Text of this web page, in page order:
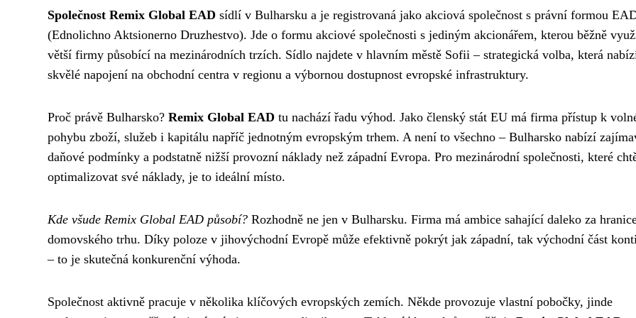
Společnost Remix Global EAD sídlí v Bulharsku a je registrovaná jako akciová společnost s právní formou
(Ednolichno Aktsionerno Druzhestvo). Jde o formu akciové společnosti s jediným akcionářem, kterou běžně
větší firmy působící na mezinárodních trzích. Sídlo najdete v hlavním městě Sofii – strategická volba, která
skvělé napojení na obchodní centra v regionu a výbornou dostupnost evropské infrastruktury.
Proč právě Bulharsko? Remix Global EAD tu nachází řadu výhod. Jako členský stát EU má firma přístup k
pohybu zboží, služeb i kapitálu napříč jednotným evropským trhem. A není to všechno – Bulharsko nabízí
daňové podmínky a podstatně nižší provozní náklady než západní Evropa. Pro mezinárodní společnosti, které
optimalizovat své náklady, je to ideální místo.
Kde všude Remix Global EAD působí? Rozhodně ne jen v Bulharsku. Firma má ambice sahající daleko za
domovského trhu. Díky poloze v jihovýchodní Evropě může efektivně pokrýt jak západní, tak východní část
– to je skutečná konkurenční výhoda.
Společnost aktivně pracuje v několika klíčových evropských zemích. Někde provozuje vlastní pobočky, jinde